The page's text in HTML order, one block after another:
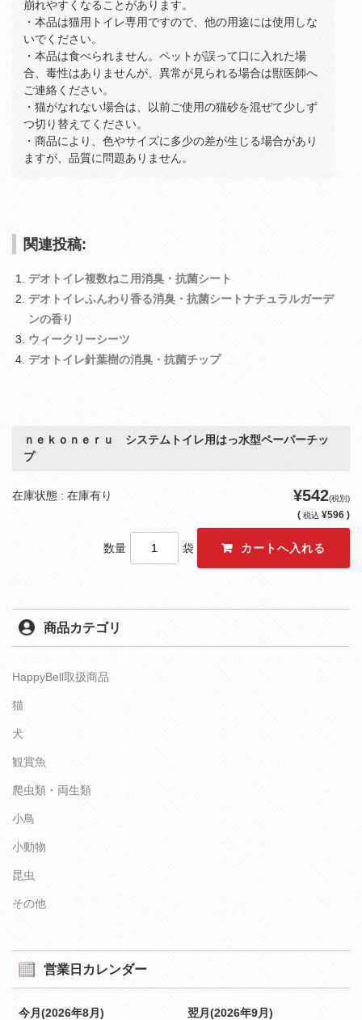
崩れやすくなることがあります。
・本品は猫用トイレ専用ですので、他の用途には使用しな
いでください。
・本品は食べられません。ペットが誤って口に入れた場
合、毒性はありませんが、異常が見られる場合は獣医師へ
ご連絡ください。
・猫がなれない場合は、以前ご使用の猫砂を混ぜて少しず
つ切り替えてください。
・商品により、色やサイズに多少の差が生じる場合があり
ますが、品質に問題ありません。
関連投稿:
デオトイレ複数ねこ用消臭・抗菌シート
デオトイレふんわり香る消臭・抗菌シートナチュラルガーデ
ンの香り
ウィークリーシーツ
デオトイレ針葉樹の消臭・抗菌チップ
ｎｅｋｏｎｅｒｕ システムトイレ用はっ水型ペーパーチッ
プ
在庫状態 : 在庫有り ¥542(税別)
( 税込 ¥596 )
数量 袋
商品カテゴリ
HappyBell取扱商品
猫
犬
観賞魚
爬虫類・両生類
小鳥
小動物
昆虫
その他
営業日カレンダー
今月(2026年8月)
翌月(2026年9月)